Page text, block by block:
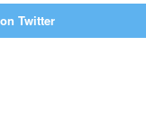
Twitter